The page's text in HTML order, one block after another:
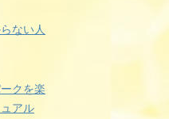
ない人
クを楽
アル